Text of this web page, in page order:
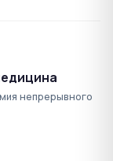
непрерывного